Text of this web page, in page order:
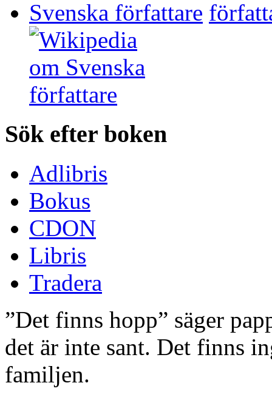
Svenska författare
Sök efter boken
Adlibris
Bokus
CDON
Libris
Tradera
”Det finns hopp” säger
det är inte sant. Det finns
familjen.